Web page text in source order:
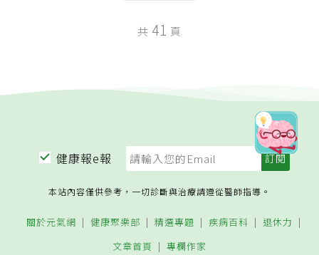
共 41 頁
健康報e報
本站內容僅供參考，一切診斷與治療請遵從醫師指導。
關於元氣網 健康聚樂部 精選專題 疾病百科
退休力
文章首頁
專欄作家